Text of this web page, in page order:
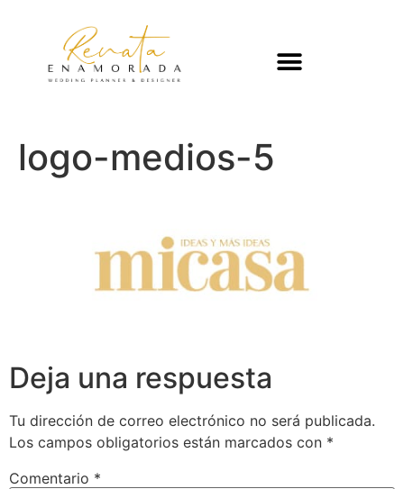
logo-medios-5
Deja una respuesta
Tu dirección de correo electrónico no será publicada.
Los campos obligatorios están marcados con *
Comentario *